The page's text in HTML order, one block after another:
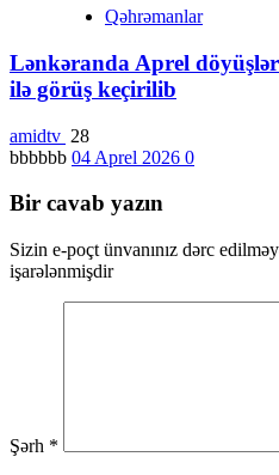
Qəhrəmanlar
Lənkəranda Aprel
ilə görüş keçirilib
amidtv 28
bbbbbb 04 Aprel 2026 0
Bir cavab yazın
Sizin e-poçt ünvanınız dərc
işarələnmişdir
Şərh *